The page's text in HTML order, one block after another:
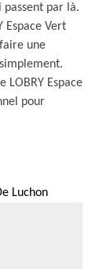
passent par là.
Espace Vert
une
LOBRY Espace
pour
Luchon